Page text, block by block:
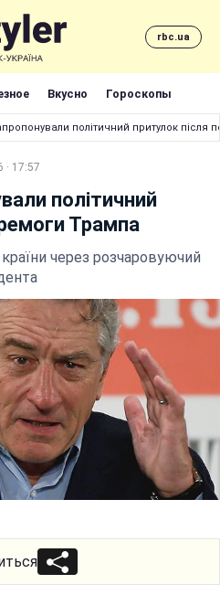
rbc.ua
Вкусно Гороскопы
політичний притулок після
· 17:57
політичний
Трампа
через розчаровуючий